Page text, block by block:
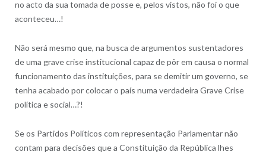
no acto da sua tomada de posse e, pelos vistos, não foi o que
aconteceu…!
Não será mesmo que, na busca de argumentos sustentadores
de uma grave crise institucional capaz de pôr em causa o normal
funcionamento das instituições, para se demitir um governo, se
tenha acabado por colocar o país numa verdadeira Grave Crise
política e social…?!
Se os Partidos Políticos com representação Parlamentar não
contam para decisões que a Constituição da República lhes